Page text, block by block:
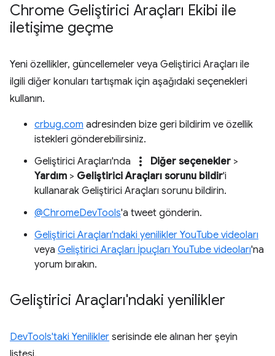
Chrome Geliştirici Araçları Ekibi ile
iletişime geçme
Yeni özellikler, güncellemeler veya Geliştirici Araçları ile
ilgili diğer konuları tartışmak için aşağıdaki seçenekleri
kullanın.
crbug.com adresinden bize geri bildirim ve özellik
istekleri gönderebilirsiniz.
Geliştirici Araçları'nda
more_vert Diğer seçenekler >
Yardım > Geliştirici Araçları sorunu bildir'i
kullanarak Geliştirici Araçları sorunu bildirin.
@ChromeDevTools'a tweet gönderin.
Geliştirici Araçları'ndaki yenilikler YouTube videoları
veya Geliştirici Araçları İpuçları YouTube videoları'na
yorum bırakın.
Geliştirici Araçları'ndaki yenilikler
DevTools'taki Yenilikler serisinde ele alınan her şeyin